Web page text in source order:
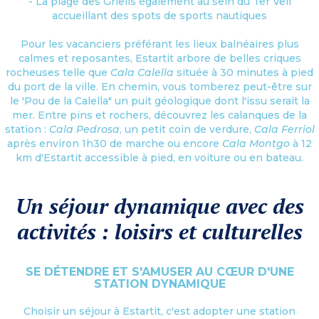
accueillant des spots de sports nautiques
Pour les vacanciers préférant les lieux balnéaires plus
calmes et reposantes, Estartit arbore de belles criques
rocheuses telle que Cala Calella située à 30 minutes à pied
du port de la ville. En chemin, vous tomberez peut-être sur
le 'Pou de la Calella" un puit géologique dont l'issu serait la
mer. Entre pins et rochers, découvrez les calanques de la
station : Cala Pedrosa, un petit coin de verdure, Cala Ferriol
après environ 1h30 de marche ou encore Cala Montgo à 12
km d'Estartit accessible à pied, en voiture ou en bateau.
Un séjour dynamique avec des
activités : loisirs et culturelles
SE DÉTENDRE ET S'AMUSER AU CŒUR D'UNE
STATION DYNAMIQUE
Choisir un séjour à Estartit, c'est adopter une station